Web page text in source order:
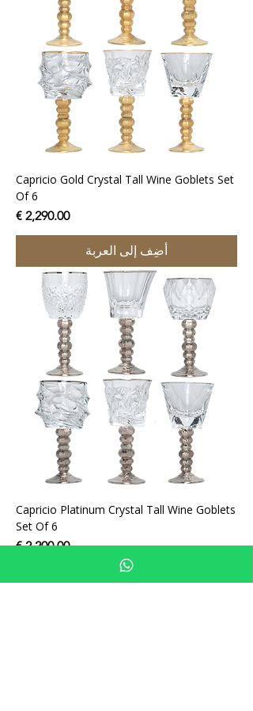
Capricio Gold Crystal Tall Wine Goblets Set
Of 6
السعر
أضِف إلى العربة
Capricio Platinum Crystal Tall Wine Goblets
Set Of 6
السعر
أضِف إلى العربة